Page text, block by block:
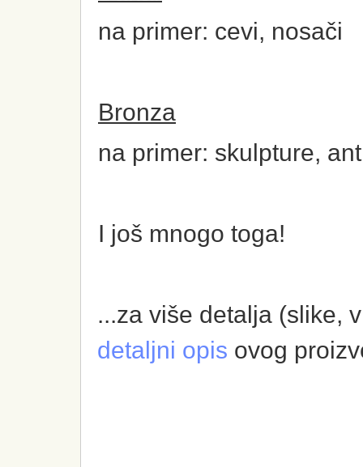
na primer: cevi, nosači
Bronza
na primer: skulpture,
I još mnogo toga!
...za više detalja (slike,
detaljni opis ovog